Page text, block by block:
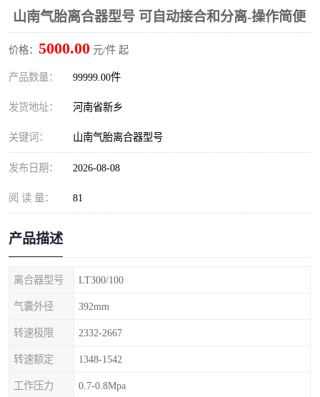
山南气胎离合器型号 可自动接合和分离-操作简便
价格： 5000.00 元/件 起
产品数量： 99999.00件
发货地址： 河南省新乡
关键词： 山南气胎离合器型号
发布日期： 2026-08-08
阅 读 量： 81
产品描述
离合器型号 LT300/100
气囊外径 392mm
转速极限 2332-2667
转速额定 1348-1542
工作压力 0.7-0.8Mpa